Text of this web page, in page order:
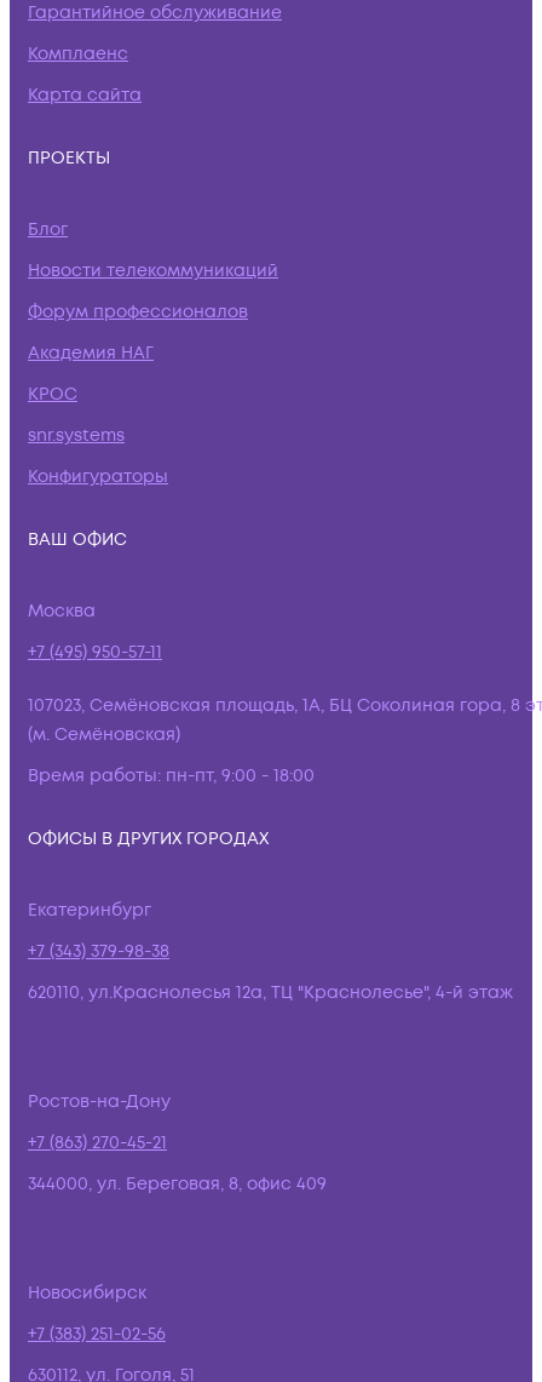
Гарантийное обслуживание
Комплаенс
Карта сайта
ПРОЕКТЫ
Блог
Новости телекоммуникаций
Форум профессионалов
Академия НАГ
КРОС
snr.systems
Конфигураторы
ВАШ ОФИС
Москва
+7 (495) 950-57-11
107023, Семёновская площадь, 1А, БЦ Соколиная гора, 8
(м. Семёновская)
Время работы: пн-пт, 9:00 - 18:00
ОФИСЫ В ДРУГИХ ГОРОДАХ
Екатеринбург
+7 (343) 379-98-38
620110, ул.Краснолесья 12а, ТЦ "Краснолесье", 4-й этаж
Ростов-на-Дону
+7 (863) 270-45-21
344000, ул. Береговая, 8, офис 409
Новосибирск
+7 (383) 251-02-56
630112, ул. Гоголя, 51